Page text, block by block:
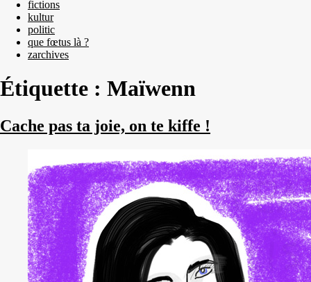
fictions
kultur
politic
que fœtus là ?
zarchives
Étiquette : Maïwenn
Cache pas ta joie, on te kiffe !